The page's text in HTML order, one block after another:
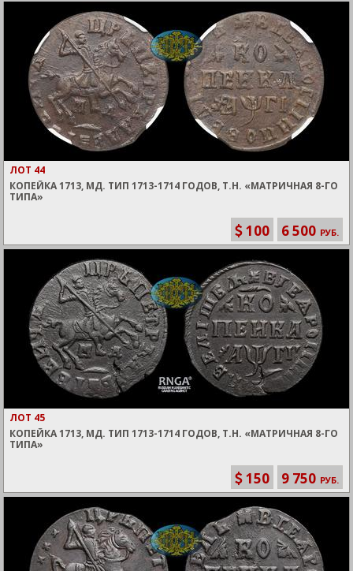
ЛОТ 44
КОПЕЙКА 1713, МД. ТИП 1713-1714 ГОДОВ, Т.Н. «МАТРИЧНАЯ 8-ГО
ТИПА»
100 6 500 РУБ.
ЛОТ 45
КОПЕЙКА 1713, МД. ТИП 1713-1714 ГОДОВ, Т.Н. «МАТРИЧНАЯ 8-ГО
ТИПА»
150 9 750 РУБ.